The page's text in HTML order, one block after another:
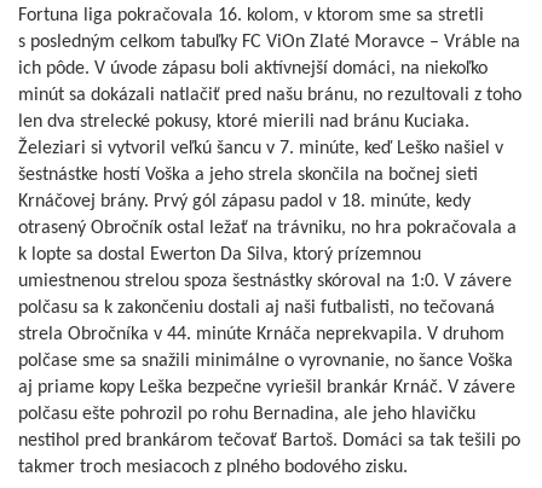
Fortuna liga pokračovala 16. kolom, v ktorom sme sa stretli
s posledným celkom tabuľky FC ViOn Zlaté Moravce – Vráble na
ich pôde. V úvode zápasu boli aktívnejší domáci, na niekoľko
minút sa dokázali natlačiť pred našu bránu, no rezultovali z toho
len dva strelecké pokusy, ktoré mierili nad bránu Kuciaka.
Železiari si vytvoril veľkú šancu v 7. minúte, keď Leško našiel v
šestnástke hostí Voška a jeho strela skončila na bočnej sieti
Krnáčovej brány. Prvý gól zápasu padol v 18. minúte, kedy
otrasený Obročník ostal ležať na trávniku, no hra pokračovala a
k lopte sa dostal Ewerton Da Silva, ktorý prízemnou
umiestnenou strelou spoza šestnástky skóroval na 1:0. V závere
polčasu sa k zakončeniu dostali aj naši futbalisti, no tečovaná
strela Obročníka v 44. minúte Krnáča neprekvapila. V druhom
polčase sme sa snažili minimálne o vyrovnanie, no šance Voška
aj priame kopy Leška bezpečne vyriešil brankár Krnáč. V závere
polčasu ešte pohrozil po rohu Bernadina, ale jeho hlavičku
nestihol pred brankárom tečovať Bartoš. Domáci sa tak tešili po
takmer troch mesiacoch z plného bodového zisku.